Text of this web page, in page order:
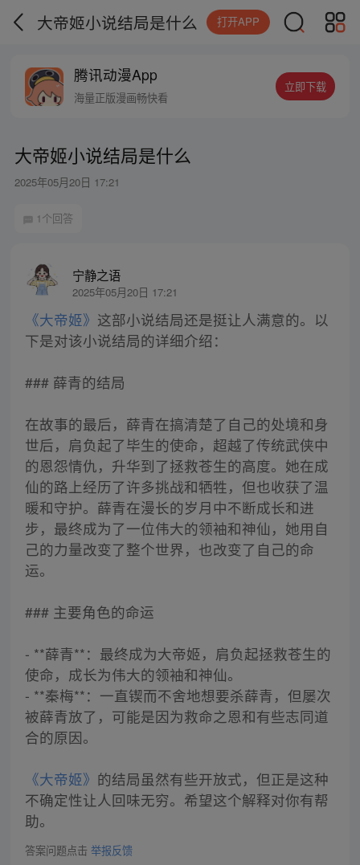
大帝姬小说结局是什么 打开APP
腾讯动漫App
海量正版漫画畅快看
立即下载
大帝姬小说结局是什么
2025年05月20日 17:21
1个回答
宁静之语
2025年05月20日 17:21
《大帝姬》 这部小说结局还是挺让人满意的。以
下是对该小说结局的详细介绍：
### 薛青的结局
在故事的最后，薛青在搞清楚了自己的处境和身
世后，肩负起了毕生的使命，超越了传统武侠中
的恩怨情仇，升华到了拯救苍生的高度。她在成
仙的路上经历了许多挑战和牺牲，但也收获了温
暖和守护。薛青在漫长的岁月中不断成长和进
步，最终成为了一位伟大的领袖和神仙，她用自
己的力量改变了整个世界，也改变了自己的命
运。
### 主要角色的命运
- **薛青**：最终成为大帝姬，肩负起拯救苍生的
使命，成长为伟大的领袖和神仙。
- **秦梅**：一直锲而不舍地想要杀薛青，但屡次
被薛青放了，可能是因为救命之恩和有些志同道
合的原因。
《大帝姬》 的结局虽然有些开放式，但正是这种
不确定性让人回味无穷。希望这个解释对你有帮
助。
答案问题点击 举报反馈